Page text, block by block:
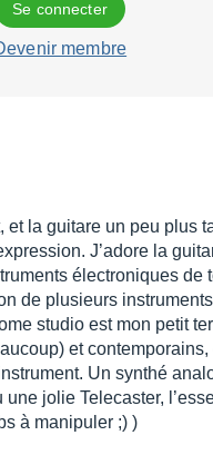
Se connecter
membre
la guitare un peu plus
J’adore la
électroniques de
de plusieurs
studio est mon petit
et
Un synthé
jolie Telecaster,
à manipuler ;) )